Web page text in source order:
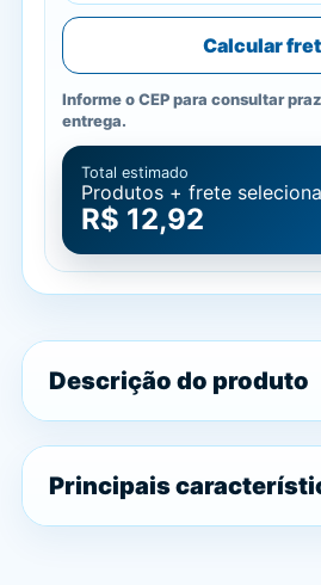
Calcular
Informe o CEP para consultar
entrega.
Total estimado
Produtos + frete
R$ 12,92
Descrição do produto
Principais